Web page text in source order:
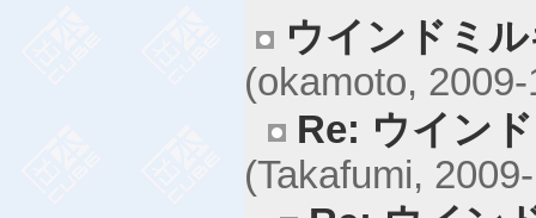
ウインドミ
(okamoto,
Re: ウイン
(Takafumi,